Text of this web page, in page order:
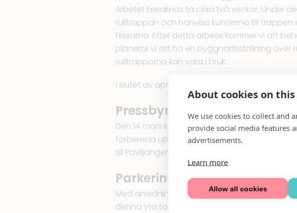
About cookies on
We use cookies to collect and
provide social media features
advertisements.
Learn more
Allow all cookies
Arbetet beräknas ta cirka två veckor. Under
rulltrappan och hänvisa kunderna till
hissarna. Efter detta arbete kommer vi att
planerar vi att ha en byggnadsställning
rulltrapporna kan vara i bruk.
I slutet av april kommer ett motsvarande
Pressbyrån flyttar ut på
Den 14 mars kommer en yta på Busstorget
förbereda uppförande av en paviljong till
till Paviljongen, med anledning av att vi ska
Parkeringsplatser på
Med anledning av uppförandet av
denna yta tom. v. 13. Därefter öppnar